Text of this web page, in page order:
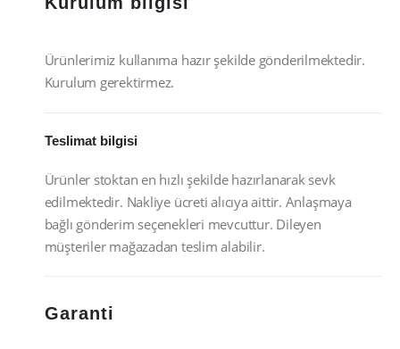
Ürünlerimiz kullanıma hazır şekilde gönderilmektedir.
Kurulum gerektirmez.
Teslimat bilgisi
Ürünler stoktan en hızlı şekilde hazırlanarak sevk
edilmektedir. Nakliye ücreti alıcıya aittir. Anlaşmaya
bağlı gönderim seçenekleri mevcuttur. Dileyen
müşteriler mağazadan teslim alabilir.
Garanti